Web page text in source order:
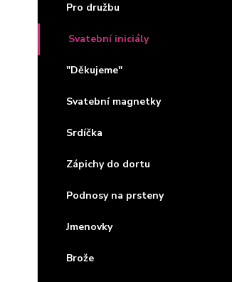
Pro družbu
Svatební iniciály
"Děkujeme"
Svatební magnetky
Srdíčka
Zápichy do dortu
Podnosy na prsteny
Jmenovky
Brože